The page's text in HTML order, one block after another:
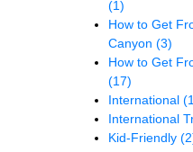
(1)
How to Get
Canyon (3)
How to Get
(17)
International
International
Kid-Friendly